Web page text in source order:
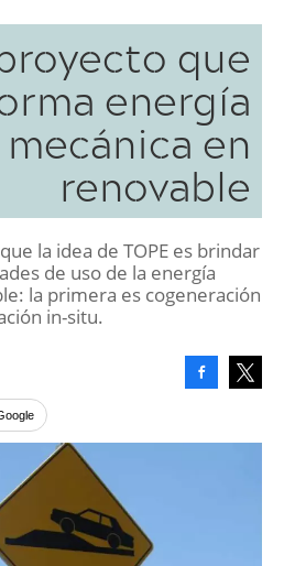
que
energía
mecánica en
renovable
la idea de TOPE es brindar
de uso de la energía
la primera es cogeneración
in-situ.